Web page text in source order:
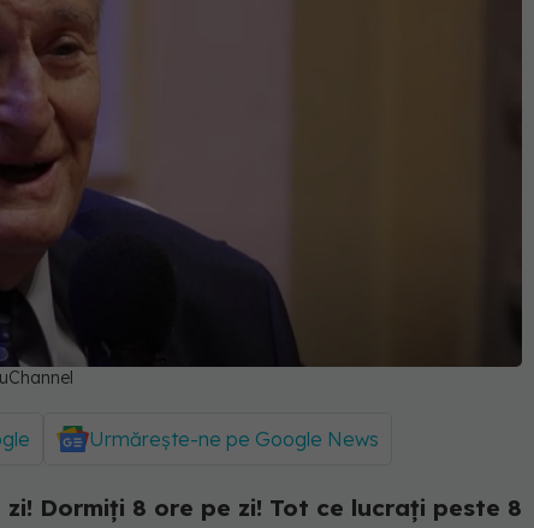
Urmărește-ne pe Google News
Dormiți 8 ore pe zi! Tot ce lucrați peste 8